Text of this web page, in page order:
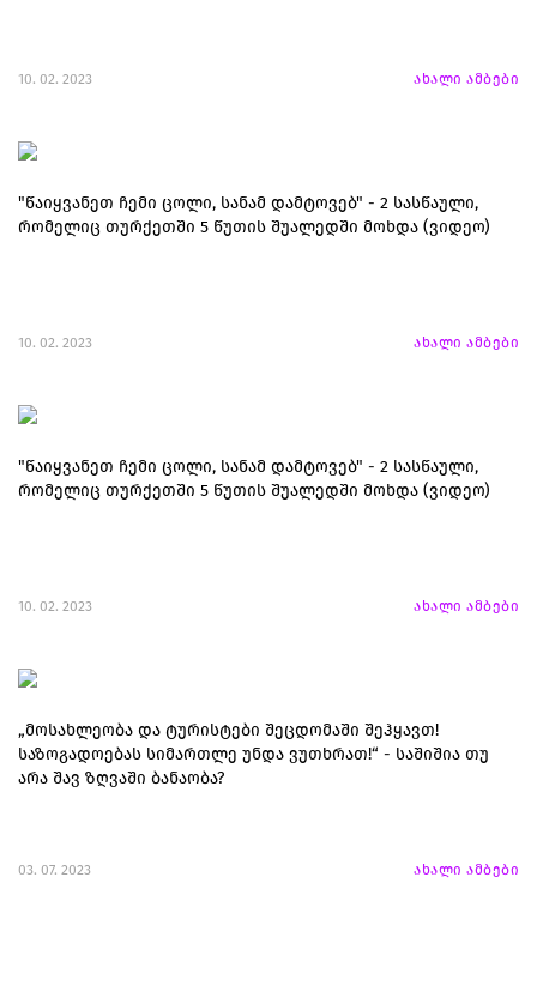
10. 02. 2023 ახალი ამბები
"წაიყვანეთ ჩემი ცოლი, სანამ დამტოვებ" - 2 სასწაული,
რომელიც თურქეთში 5 წუთის შუალედში მოხდა (ვიდეო)
10. 02. 2023 ახალი ამბები
"წაიყვანეთ ჩემი ცოლი, სანამ დამტოვებ" - 2 სასწაული,
რომელიც თურქეთში 5 წუთის შუალედში მოხდა (ვიდეო)
10. 02. 2023 ახალი ამბები
„მოსახლეობა და ტურისტები შეცდომაში შეჰყავთ!
საზოგადოებას სიმართლე უნდა ვუთხრათ!“ - საშიშია თუ
არა შავ ზღვაში ბანაობა?
03. 07. 2023 ახალი ამბები